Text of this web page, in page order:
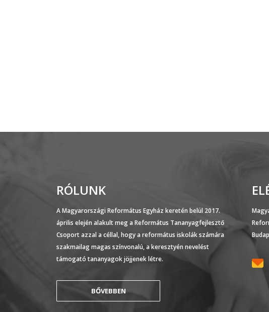
RÓLUNK
A Magyarországi Református Egyház keretén belül 2017.
április elején alakult meg a Református Tananyagfejlesztő
Csoport azzal a céllal, hogy a református iskolák számára
szakmailag magas színvonalú, a keresztyén nevelést
támogató tananyagok jöjjenek létre.
BŐVEBBEN